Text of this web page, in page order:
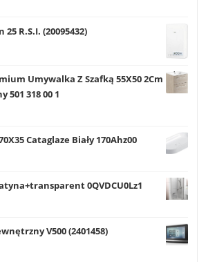
R.S.I. (20095432)
Umywalka Z Szafką 55X50 2Cm
501 318 00 1
Cataglaze Biały 170Ahz00
0QVDCU0Lz1
V500 (2401458)